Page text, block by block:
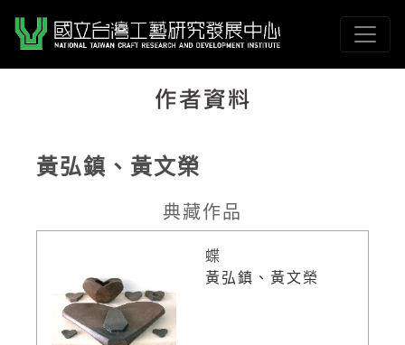
國立臺灣工藝研究發
網頁導覽
:::
黃弘鎮、黃文榮
典藏作品
蝶
黃弘鎮、黃文榮